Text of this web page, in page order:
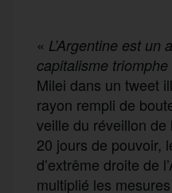
« L’Argentine est un
capitalisme triomphe
Milei dans un tweet
rayon rempli de
veille du réveillon
20 jours de pouvoir,
d’extrême droite de
multiplié les